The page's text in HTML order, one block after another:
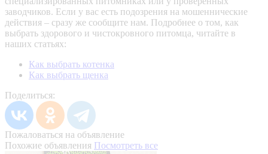
заводчиков. Если у вас есть подозрения на мошеннические
действия – сразу же сообщите нам. Подробнее о том, как
выбрать здорового и чистокровного питомца, читайте в
наших статьях:
Как выбрать котенка
Как выбрать щенка
Поделиться:
Пожаловаться на объявление
Похожие объявления Посмотреть все